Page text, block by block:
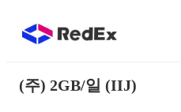
(주) 2GB/일 (IIJ)